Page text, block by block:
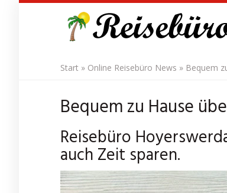
Start » Online Reisebüro News » Bequem
Bequem zu Hause
Reisebüro
auch Zeit sparen.